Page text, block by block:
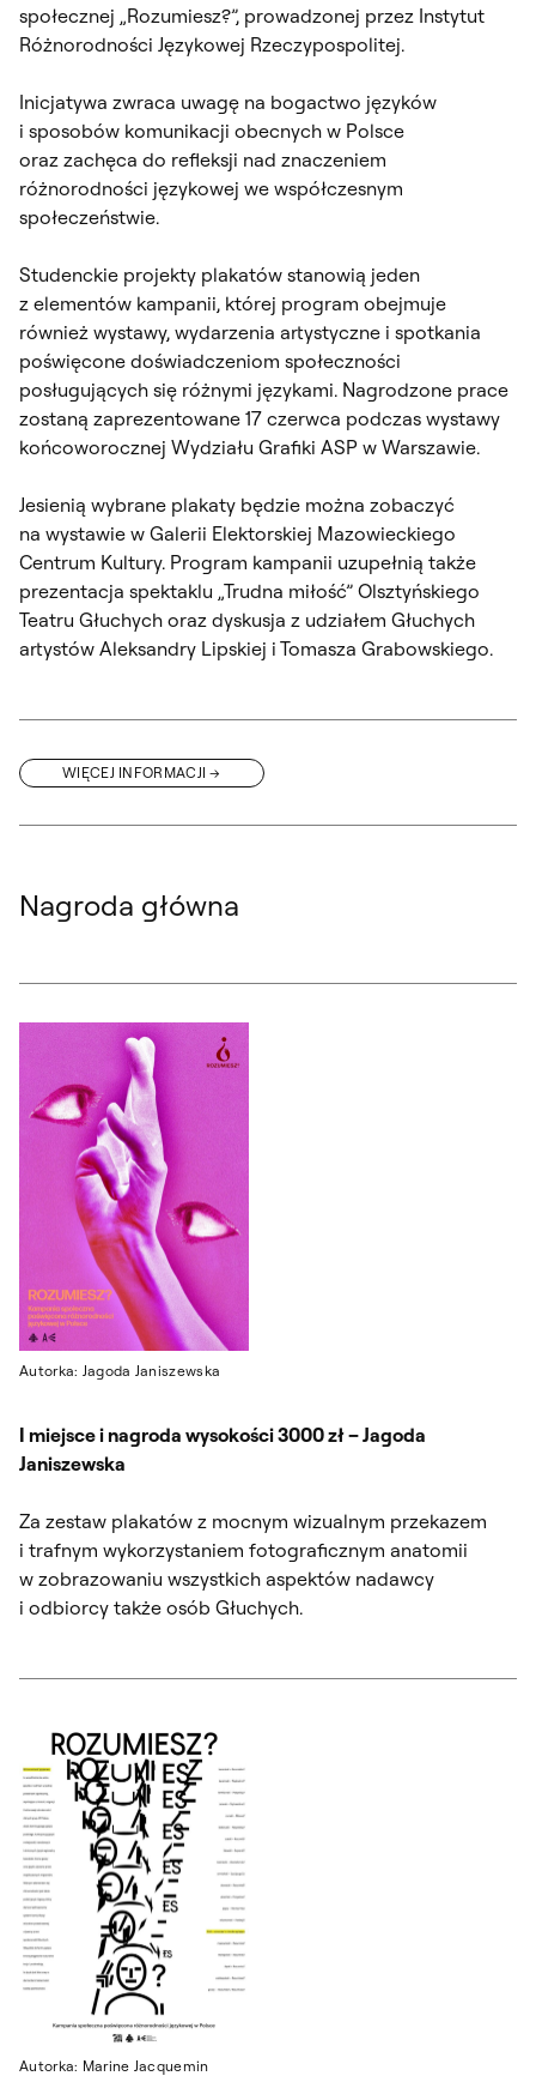
społecznej „Rozumiesz?”, prowadzonej przez Instytut
Różnorodności Językowej Rzeczypospolitej.
Inicjatywa zwraca uwagę na bogactwo języków
i sposobów komunikacji obecnych w Polsce
oraz zachęca do refleksji nad znaczeniem
różnorodności językowej we współczesnym
społeczeństwie.
Studenckie projekty plakatów stanowią jeden
z elementów kampanii, której program obejmuje
również wystawy, wydarzenia artystyczne i spotkania
poświęcone doświadczeniom społeczności
posługujących się różnymi językami. Nagrodzone prace
zostaną zaprezentowane 17 czerwca podczas wystawy
końcoworocznej Wydziału Grafiki ASP w Warszawie.
Jesienią wybrane plakaty będzie można zobaczyć
na wystawie w Galerii Elektorskiej Mazowieckiego
Centrum Kultury. Program kampanii uzupełnią także
prezentacja spektaklu „Trudna miłość” Olsztyńskiego
Teatru Głuchych oraz dyskusja z udziałem Głuchych
artystów Aleksandry Lipskiej i Tomasza Grabowskiego.
WIĘCEJ INFORMACJI
Nagroda główna
Autorka: Jagoda Janiszewska
I miejsce i nagroda wysokości 3000 zł – Jagoda
Janiszewska
Za zestaw plakatów z mocnym wizualnym przekazem
i trafnym wykorzystaniem fotograficznym anatomii
w zobrazowaniu wszystkich aspektów nadawcy
i odbiorcy także osób Głuchych.
Autorka: Marine Jacquemin